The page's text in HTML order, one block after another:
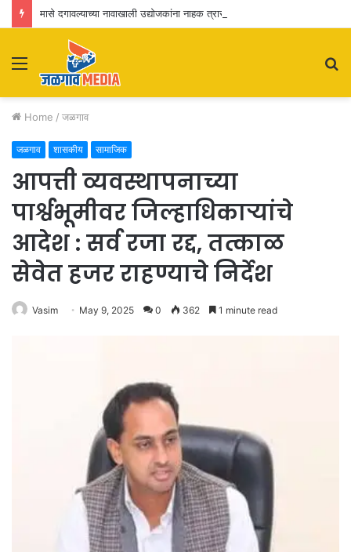
Menu
Home / जळगाव
जळगाव शासकीय सामाजिक
आपत्ती व्यवस्थापनाच्या
पार्श्वभूमीवर जिल्हाधिकाऱ्यांचे
आदेश : सर्व रजा रद्द, तत्काळ
सेवेत हजर राहण्याचे निर्देश
Vasim May 9, 2025 0 362 1 minute read